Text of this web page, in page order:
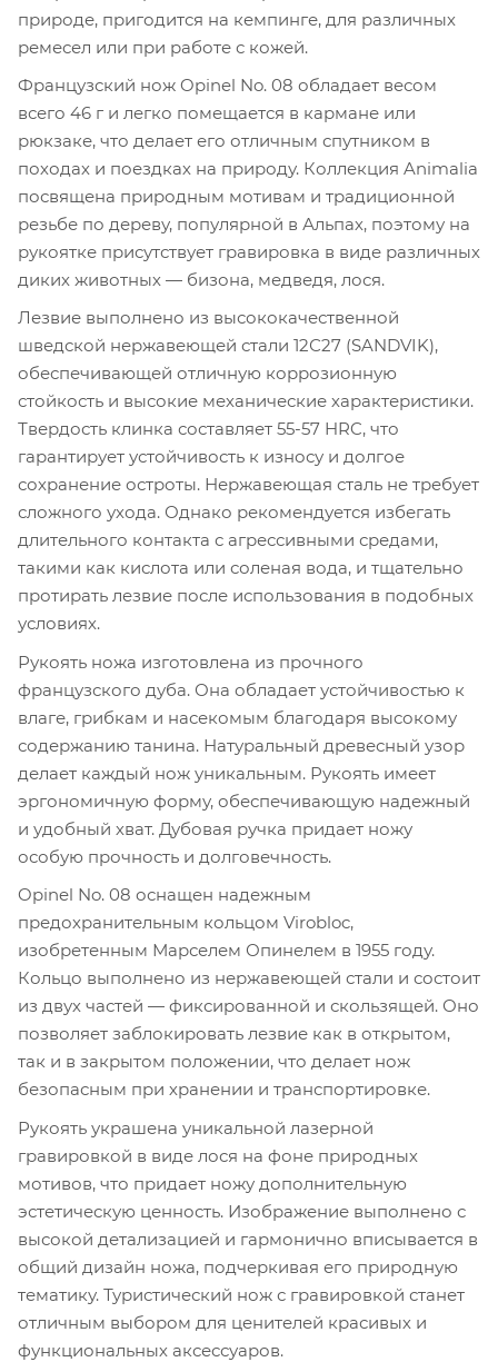
природе, пригодится на кемпинге, для различных
ремесел или при работе с кожей.
Французский нож Opinel No. 08 обладает весом
всего 46 г и легко помещается в кармане или
рюкзаке, что делает его отличным спутником в
походах и поездках на природу. Коллекция Animalia
посвящена природным мотивам и традиционной
резьбе по дереву, популярной в Альпах, поэтому на
рукоятке присутствует гравировка в виде различных
диких животных — бизона, медведя, лося.
Лезвие выполнено из высококачественной
шведской нержавеющей стали 12С27 (SANDVIK),
обеспечивающей отличную коррозионную
стойкость и высокие механические характеристики.
Твердость клинка составляет 55-57 HRC, что
гарантирует устойчивость к износу и долгое
сохранение остроты. Нержавеющая сталь не требует
сложного ухода. Однако рекомендуется избегать
длительного контакта с агрессивными средами,
такими как кислота или соленая вода, и тщательно
протирать лезвие после использования в подобных
условиях.
Рукоять ножа изготовлена из прочного
французского дуба. Она обладает устойчивостью к
влаге, грибкам и насекомым благодаря высокому
содержанию танина. Натуральный древесный узор
делает каждый нож уникальным. Рукоять имеет
эргономичную форму, обеспечивающую надежный
и удобный хват. Дубовая ручка придает ножу
особую прочность и долговечность.
Opinel No. 08 оснащен надежным
предохранительным кольцом Virobloc,
изобретенным Марселем Опинелем в 1955 году.
Кольцо выполнено из нержавеющей стали и состоит
из двух частей — фиксированной и скользящей. Оно
позволяет заблокировать лезвие как в открытом,
так и в закрытом положении, что делает нож
безопасным при хранении и транспортировке.
Рукоять украшена уникальной лазерной
гравировкой в виде лося на фоне природных
мотивов, что придает ножу дополнительную
эстетическую ценность. Изображение выполнено с
высокой детализацией и гармонично вписывается в
общий дизайн ножа, подчеркивая его природную
тематику. Туристический нож с гравировкой станет
отличным выбором для ценителей красивых и
функциональных аксессуаров.